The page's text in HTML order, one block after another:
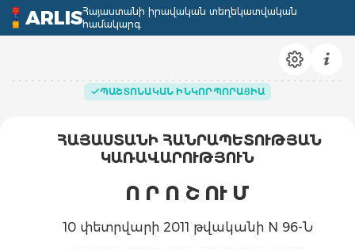
ARLISՀայաստանի իրավական տեղեկատվական
համակարգ
ՊԱՇՏՈՆԱԿԱՆ ԻՆԿՈՐՊՈՐԱՑԻԱ
ՀԱՅԱՍՏԱՆԻ ՀԱՆՐԱՊԵՏՈՒԹՅԱՆ
ԿԱՌԱՎԱՐՈՒԹՅՈՒՆ
Ո Ր Ո Շ ՈՒ Մ
10 փետրվարի 2011 թվականի N 96-Ն